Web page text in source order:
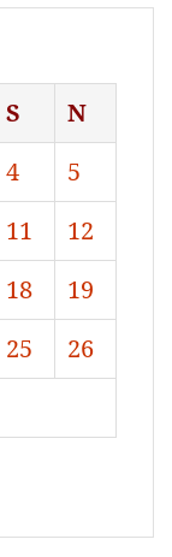
S
N
4
5
11
12
18
19
25
26